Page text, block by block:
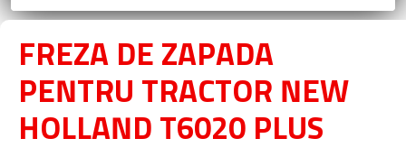
FREZA DE ZAPADA
PENTRU TRACTOR NEW
HOLLAND T6020 PLUS